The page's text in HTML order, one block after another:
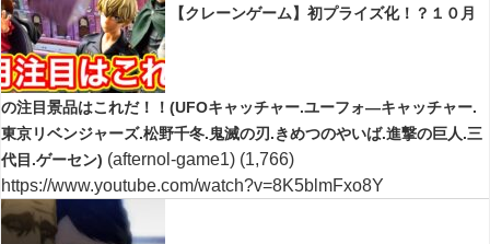
【クレーンゲーム】初プライズ化！？１０月
の注目景品はこれだ！！(UFOキャッチャー.ユーフォ―キャッチャー.
東京リベンジャーズ.松野千冬.鬼滅の刃.きめつのやいば.進撃の巨人.三
代目.ゲーセン) (afternol-game1) (1,766)
https://www.youtube.com/watch?v=8K5blmFxo8Y